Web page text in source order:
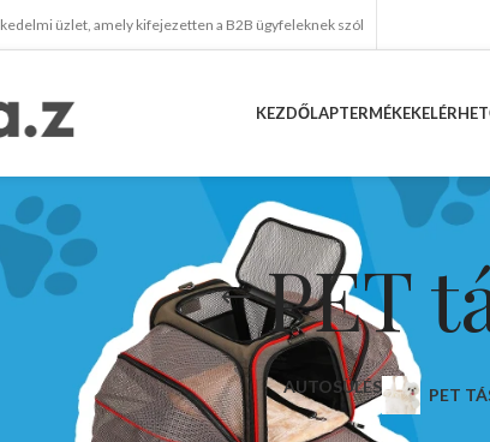
üzlet, amely kifejezetten a B2B ügyfeleknek szól
KEZDŐLAPTERMÉKEK
PET
AUTOSÜLÉS PET